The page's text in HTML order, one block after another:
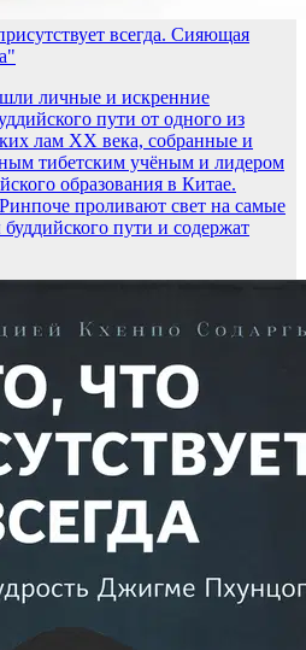
всегда. Сияющая
личные и искренние
пути от одного из
лам XX века, собранные и
тибетским учёным и лидером
образования в Китае.
проливают свет на самые
пути и содержат